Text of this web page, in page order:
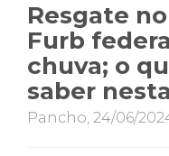
Resgate
Furb
chuva; o
saber
Pancho, 24/06/